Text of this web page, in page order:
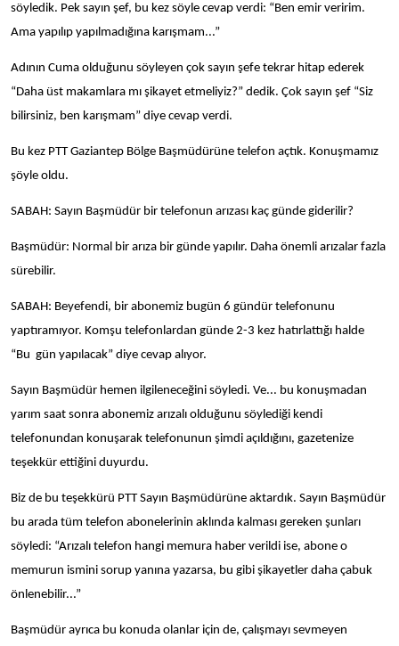
söyledik. Pek sayın şef, bu kez söyle cevap verdi: “Ben emir veririm.
Ama yapılıp yapılmadığına karışmam...”
Adının Cuma olduğunu söyleyen çok sayın şefe tekrar hitap ederek
“Daha üst makamlara mı şikayet etmeliyiz?” dedik. Çok sayın şef “Siz
bilirsiniz, ben karışmam” diye cevap verdi.
Bu kez PTT Gaziantep Bölge Başmüdürüne telefon açtık. Konuşmamız
şöyle oldu.
SABAH: Sayın Başmüdür bir telefonun arızası kaç günde giderilir?
Başmüdür: Normal bir arıza bir günde yapılır. Daha önemli arızalar fazla
sürebilir.
SABAH: Beyefendi, bir abonemiz bugün 6 gündür telefonunu
yaptıramıyor. Komşu telefonlardan günde 2-3 kez hatırlattığı halde
“Bu gün yapılacak” diye cevap alıyor.
Sayın Başmüdür hemen ilgileneceğini söyledi. Ve... bu konuşmadan
yarım saat sonra abonemiz arızalı olduğunu söylediği kendi
telefonundan konuşarak telefonunun şimdi açıldığını, gazetenize
teşekkür ettiğini duyurdu.
Biz de bu teşekkürü PTT Sayın Başmüdürüne aktardık. Sayın Başmüdür
bu arada tüm telefon abonelerinin aklında kalması gereken şunları
söyledi: “Arızalı telefon hangi memura haber verildi ise, abone o
memurun ismini sorup yanına yazarsa, bu gibi şikayetler daha çabuk
önlenebilir...”
Başmüdür ayrıca bu konuda olanlar için de, çalışmayı sevmeyen